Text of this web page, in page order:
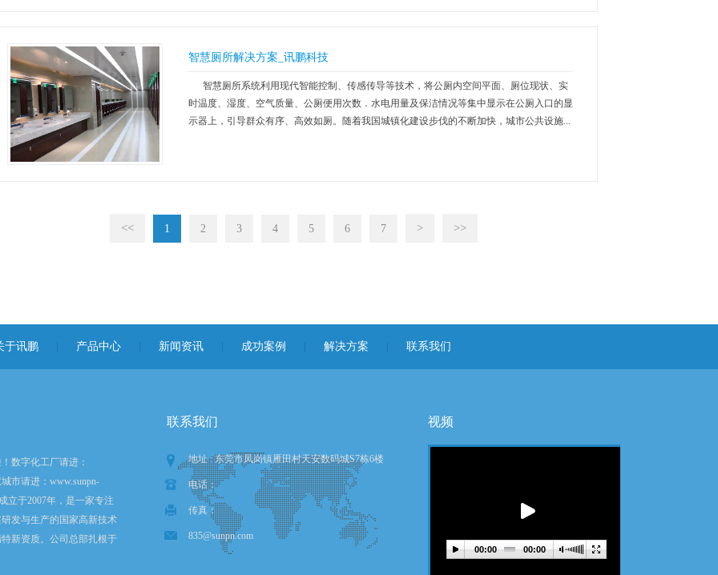
智慧厕所解决方案_讯鹏科技
智慧厕所系统利用现代智能控制、传感传导等技术，将公厕内空间平面、厕位现状、实
时温度、湿度、空气质量、公厕便用次数．水电用量及保洁情况等集中显示在公厕入口的显
示器上，引导群众有序、高效如厕。随着我国城镇化建设步伐的不断加快，城市公共设施...
<< 1 2 3 4 5 6 7 > >>
于讯鹏 产品中心 新闻资讯 成功案例 解决方案 联系我们
数字化工厂请进：
市请进：www.sunpn-
立于2007年，是一家专注
发与生产的国家高新技术
新资质。公司总部扎根于
联系我们
地址 : 东莞市凤岗镇雁田村天安数码城S7栋6楼
电话：
传真：
835@sunpn.com
视频
00:00 00:00